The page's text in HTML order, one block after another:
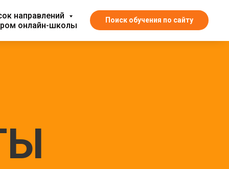
направлений
онлайн-школы
Поиск обучения по сайту